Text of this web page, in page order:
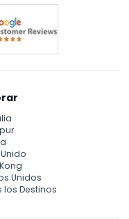
Unidos
los Destinos